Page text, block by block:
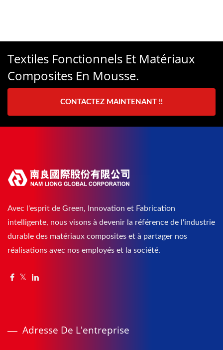
Textiles Fonctionnels Et Matériaux
Composites En Mousse.
CONTACTEZ MAINTENANT !!
Avec l'esprit de Green, Innovation et Fabrication
intelligente, nous visons à devenir la référence de l'industrie
durable des matériaux composites et à partager nos
réalisations avec nos employés et la société.
Adresse De L'entreprise